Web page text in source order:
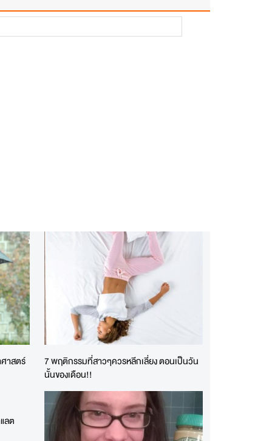
าสตร์
7 พฤติกรรมที่สาวๆควรหลีกเลี่ยง ตอนเป็นวัน
นั้นของเดือน!!
ลต